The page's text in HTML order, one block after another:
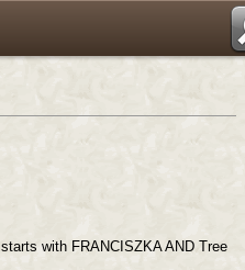
with FRANCISZKA AND Tree